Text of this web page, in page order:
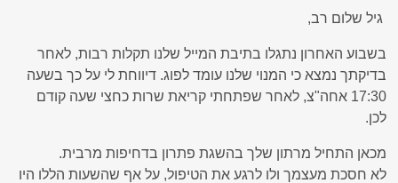
גיל שלום רב,
בשבוע האחרון נתגלו בתיבת המייל שלנו תקלות רבות, לאחר
בדיקתך נמצא כי המנוי שלנו עומד לפוג. דיווחת לי על כך בשעה
17:30 אחה"צ, לאחר שפתחתי קריאת שרות כחצי שעה קודם
לכן.
מכאן התחיל מרתון שלך בהשגת פתרון בדחיפות מרבית.
לא חסכת מעצמך ולו לרגע את הטיפול, על אף שהשעות הללו היו